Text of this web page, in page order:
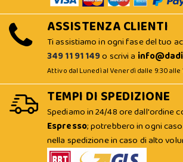
ASSISTENZA CLIENTI
Ti assistiamo in ogni fase del tuo
349 11 91 149o scrivi a
Attivo dal Lunedì al Venerdì dalle 9:30 alle
TEMPI DI SPEDIZIONE
Spediamo in 24/48 ore dall'ordine
Espresso; potrebbero in ogni
nella spedizione in caso di alto